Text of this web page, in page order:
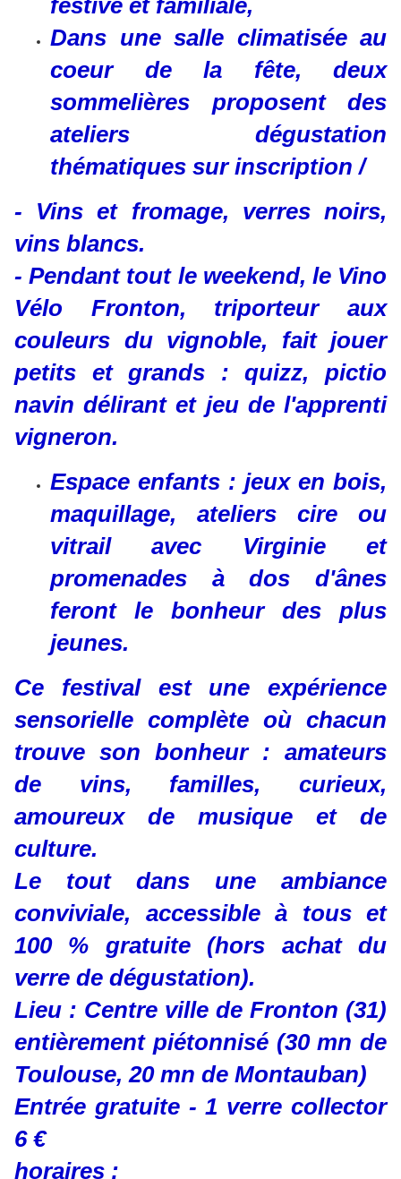
festive et familiale,
Dans une salle climatisée au
coeur de la fête, deux
sommelières proposent des
ateliers dégustation
thématiques sur inscription /
- Vins et fromage, verres noirs,
vins blancs.
- Pendant tout le weekend, le Vino
Vélo Fronton, triporteur aux
couleurs du vignoble, fait jouer
petits et grands : quizz, pictio
navin délirant et jeu de l'apprenti
vigneron.
Espace enfants : jeux en bois,
maquillage, ateliers cire ou
vitrail avec Virginie et
promenades à dos d'ânes
feront le bonheur des plus
jeunes.
Ce festival est une expérience
sensorielle complète où chacun
trouve son bonheur : amateurs
de vins, familles, curieux,
amoureux de musique et de
culture.
Le tout dans une ambiance
conviviale, accessible à tous et
100 % gratuite (hors achat du
verre de dégustation).
Lieu : Centre ville de Fronton (31)
entièrement piétonnisé (30 mn de
Toulouse, 20 mn de Montauban)
Entrée gratuite - 1 verre collector
6 €
horaires :